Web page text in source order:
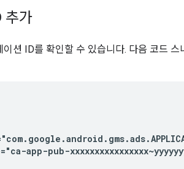
추가
션 ID를 확인할 수 있습니다. 다음 코드 스
app-pub-